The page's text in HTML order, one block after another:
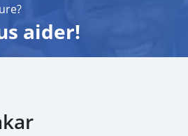
aider!